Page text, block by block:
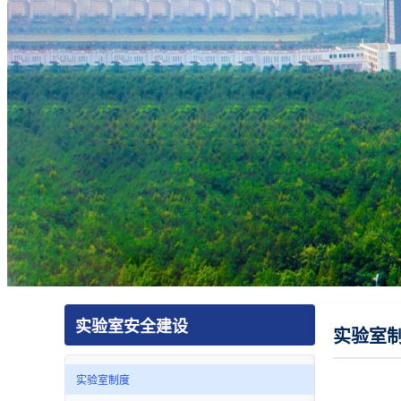
实验室安全建设
实验室制度
实验室